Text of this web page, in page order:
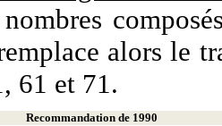
alors le
61 et 71.
Recommandation de 1990